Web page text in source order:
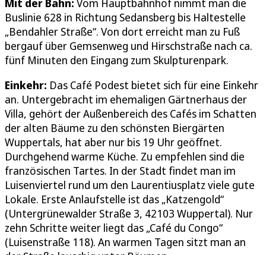
Mit der Bahn: Vom Hauptbahnhof nimmt man die
Buslinie 628 in Richtung Sedansberg bis Haltestelle
„Bendahler Straße“. Von dort erreicht man zu Fuß
bergauf über Gemsenweg und Hirschstraße nach ca.
fünf Minuten den Eingang zum Skulpturenpark.
Einkehr: Das Café Podest bietet sich für eine Einkehr
an. Untergebracht im ehemaligen Gärtnerhaus der
Villa, gehört der Außenbereich des Cafés im Schatten
der alten Bäume zu den schönsten Biergärten
Wuppertals, hat aber nur bis 19 Uhr geöffnet.
Durchgehend warme Küche. Zu empfehlen sind die
französischen Tartes. In der Stadt findet man im
Luisenviertel rund um den Laurentiusplatz viele gute
Lokale. Erste Anlaufstelle ist das „Katzengold“
(Untergrünewalder Straße 3, 42103 Wuppertal). Nur
zehn Schritte weiter liegt das „Café du Congo“
(Luisenstraße 118). An warmen Tagen sitzt man an